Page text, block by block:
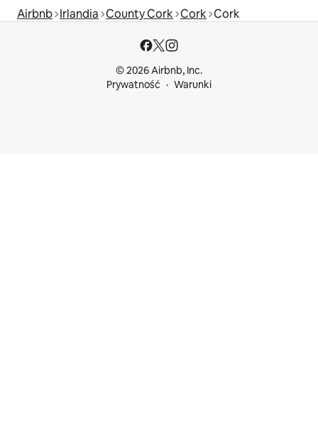
Airbnb Irlandia County Cork Cork Cork
© 2026 Airbnb, Inc.
Prywatność
Warunki